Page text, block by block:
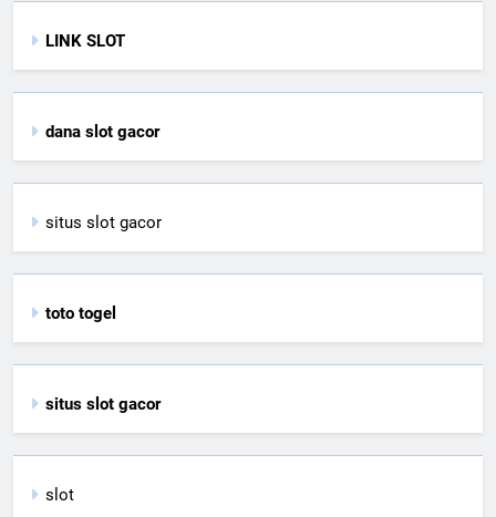
LINK SLOT
dana slot gacor
situs slot gacor
toto togel
situs slot gacor
slot